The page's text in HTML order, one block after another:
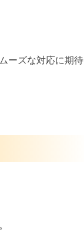
ーズな対応に期待